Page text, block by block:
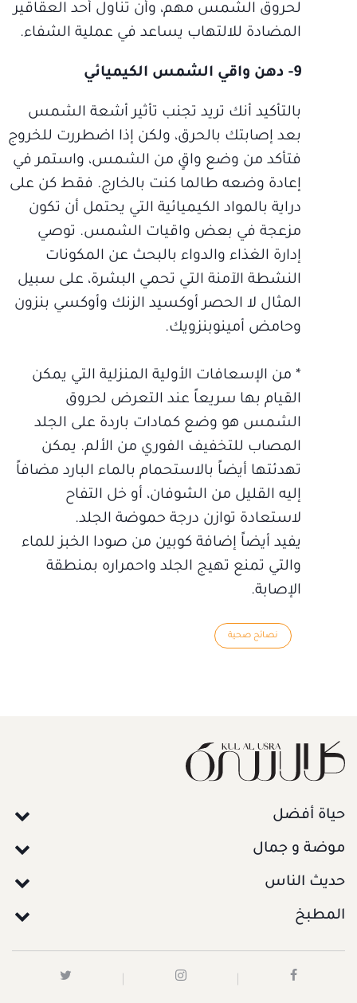
لحروق الشمس مهم، وأن تناول أحد العقاقير
المضادة للالتهاب يساعد في عملية الشفاء.
9- دهن واقي الشمس الكيميائي
بالتأكيد أنك تريد تجنب تأثير أشعة الشمس
بعد إصابتك بالحرق، ولكن إذا اضطررت للخروج
فتأكد من وضع واقٍ من الشمس، واستمر في
إعادة وضعه طالما كنت بالخارج. فقط كن على
دراية بالمواد الكيميائية التي يحتمل أن تكون
مزعجة في بعض واقيات الشمس. توصي
إدارة الغذاء والدواء بالبحث عن المكونات
النشطة الآمنة التي تحمي البشرة، على سبيل
المثال لا الحصر أوكسيد الزنك وأوكسي بنزون
وحامض أمينوبنزويك.
* من الإسعافات الأولية المنزلية التي يمكن
القيام بها سريعاً عند التعرض لحروق
الشمس هو وضع كمادات باردة على الجلد
المصاب للتخفيف الفوري من الألم. يمكن
تهدئتها أيضاً بالاستحمام بالماء البارد مضافاً
إليه القليل من الشوفان، أو خل التفاح
لاستعادة توازن درجة حموضة الجلد.
يفيد أيضاً إضافة كوبين من صودا الخبز للماء
والتي تمنع تهيج الجلد واحمراره بمنطقة
الإصابة.
نصائح صحية
حياة أفضل
موضة و جمال
حديث الناس
المطبخ